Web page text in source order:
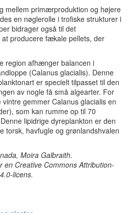
mellem primærproduktion og højere
en nøglerolle i trofiske strukturer i
bidrager også til det
producere fækale pellets, der
region afhænger balancen i
(Calanus glacialis). Denne
er specielt tilpasset til den
av nogle få små algearter. For
gemmer Calanus glacialis en
som kan rumme op til 70
Denne lipidrige dyreplankton er den
torsk, havfugle og grønlandshvalen
Moira Galbraith.
en Creative Commons Attribution-
licens.